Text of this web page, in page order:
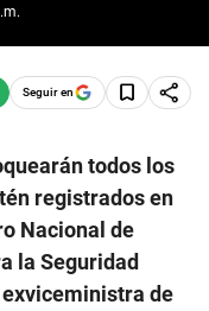
Seguir en
todos los
registrados en
Nacional de
la Seguridad
de